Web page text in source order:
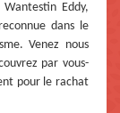
Eddy,
dans le
Venez nous
par vous-
pour le rachat